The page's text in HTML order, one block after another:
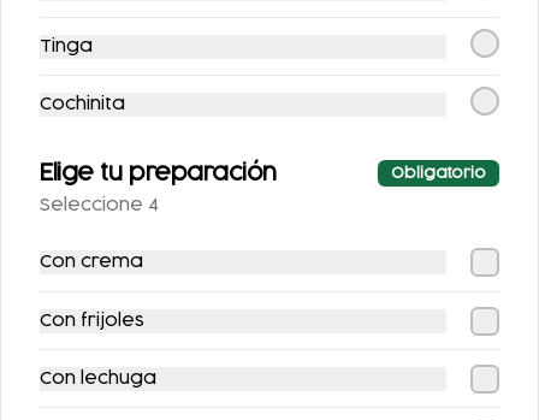
355 ML.
AZUCAR 355ML
Tinga
Cochinita
Elige tu preparación Obligatorio
Seleccione 4
Con crema
Con frijoles
Con lechuga